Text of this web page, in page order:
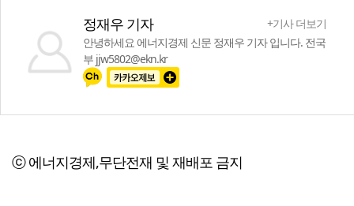
정재우 기자
+기사 더보기
안녕하세요 에너지경제 신문 정재우 기자 입니다. 전국
부 jjw5802@ekn.kr
ⓒ 에너지경제,무단전재 및 재배포 금지